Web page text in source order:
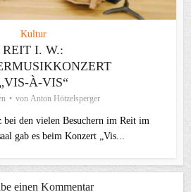
Kultur
REIT I. W.:
„VIS-À-VIS“
von Anton Hötzelsperger
bei den vielen Besuchern im Reit im
gab es beim Konzert „Vis...
einen Kommentar